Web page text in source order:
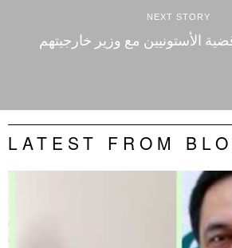
NEXT STORY
الأستونيين مع وزير خارجيتهم
LATEST FROM